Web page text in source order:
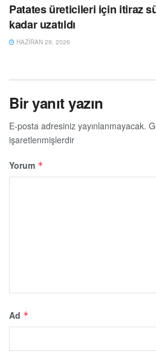
Patates üreticileri için itiraz
kadar uzatıldı
HAZIRAN 29, 2026
Bir yanıt yazın
E-posta adresiniz yayınlanmayacak.
işaretlenmişlerdir
Yorum *
Ad *